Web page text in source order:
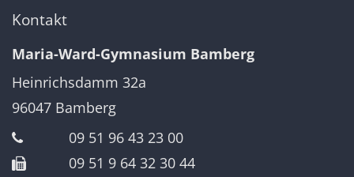
Kontakt
Maria-Ward-Gymnasium Bamberg
Heinrichsdamm 32a
96047 Bamberg
09 51 96 43 23 00
09 51 9 64 32 30 44